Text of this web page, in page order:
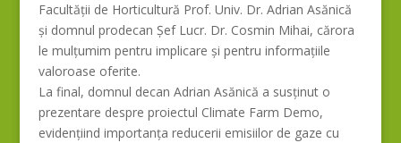
Facultății de Horticultură Prof. Univ. Dr. Adrian Asănică
și domnul prodecan Șef Lucr. Dr. Cosmin Mihai, cărora
le mulțumim pentru implicare și pentru informațiile
valoroase oferite.
La final, domnul decan Adrian Asănică a susținut o
prezentare despre proiectul Climate Farm Demo,
evidențiind importanța reducerii emisiilor de gaze cu